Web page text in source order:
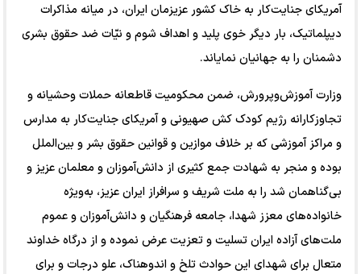
آمریکای جنایت‌کار به خاک کشور عزیزمان ایران، در میانه مذاکرات
دیپلماتیک، بار دیگر خوی پلید و اهداف شوم و نیّات ضد حقوق بشری
دشمنان را به جهانیان نمایاند.
وزارت آموزش‌وپرورش، ضمن محکومیت قاطعانه حملات وحشیانه و
تجاوزکارانه رژیم کودک کش صهیونی و آمریکای جنایت‌کار به مدارس
و مراکز آموزشی که بر خلاف موازین و قوانین حقوق بشر و بین‌الملل
بوده و منجر به شهادت جمع کثیری از دانش‌آموزان و معلمان عزیز و
بی‌گناهمان شد را به ملت شریف و سرافراز ایران عزیز، به‌ویژه
خانواده‌های معزز شهدا، جامعه فرهنگیان و دانش‌آموزان و عموم
ملت‌های آزاده ایران تسلیت و تعزیت عرض نموده و از درگاه خداوند
متعال برای شهدای این حوادث تلخ و اندوهناک، علو درجات و برای